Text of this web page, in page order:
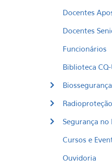
Docentes
Docentes
Funcionários
Biblioteca CQ-
Segurança no
Cursos e
Ouvidoria